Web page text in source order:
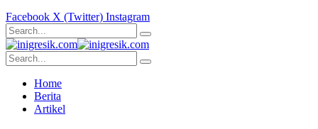
Facebook X (Twitter) Instagram
Home
Berita
Artikel